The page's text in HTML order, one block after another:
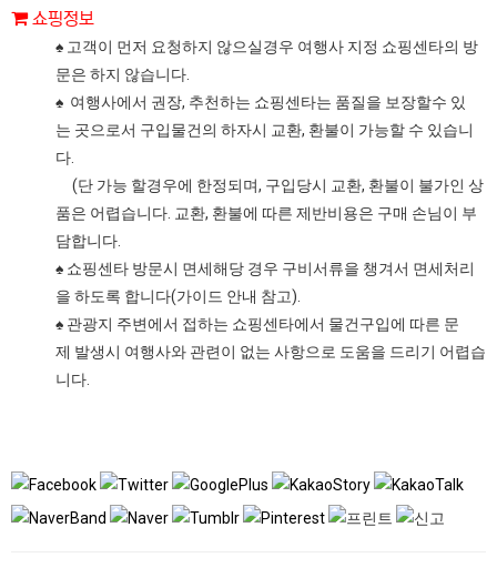
쇼핑정보
♠ 고객이 먼저 요청하지 않으실경우 여행사 지정 쇼핑센타의 방
문은 하지 않습니다.
♠ 여행사에서 권장, 추천하는 쇼핑센타는 품질을 보장할수 있
는 곳으로서 구입물건의 하자시 교환, 환불이 가능할 수 있습니
다.
(단 가능 할경우에 한정되며, 구입당시 교환, 환불이 불가인 상
품은 어렵습니다. 교환, 환불에 따른 제반비용은 구매 손님이 부
담합니다.
♠ 쇼핑센타 방문시 면세해당 경우 구비서류을 챙겨서 면세처리
을 하도록 합니다(가이드 안내 참고).
♠ 관광지 주변에서 접하는 쇼핑센타에서 물건구입에 따른 문
제 발생시 여행사와 관련이 없는 사항으로 도움을 드리기 어렵습
니다.